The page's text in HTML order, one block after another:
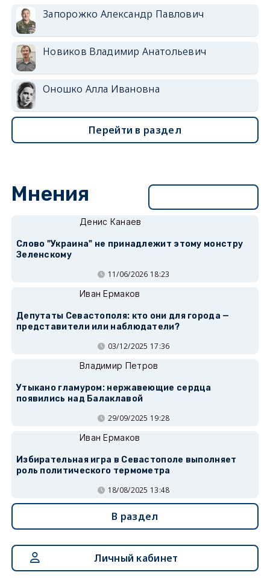
Запорожко Александр Павлович
Новиков Владимир Анатольевич
Оношко Алла Ивановна
Перейти в раздел
Мнения
Денис Канаев
Слово "Украина" не принадлежит этому монстру
Зеленскому
11/06/2026 18:23
Иван Ермаков
Депутаты Севастополя: кто они для города —
представители или наблюдатели?
03/12/2025 17:36
Владимир Петров
Утыкано гламуром: нержавеющие сердца
появились над Балаклавой
29/09/2025 19:28
Иван Ермаков
Избирательная игра в Севастополе выполняет
роль политического термометра
18/08/2025 13:48
В раздел
Личный кабинет